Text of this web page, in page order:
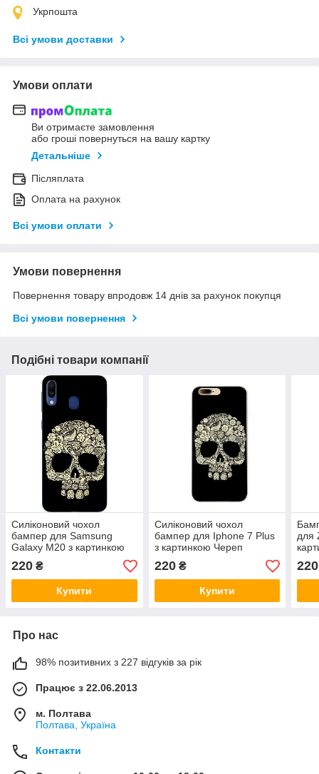
Укрпошта
Всі умови доставки
Умови оплати
Ви отримаєте замовлення
або гроші повернуться на вашу картку
Детальніше
Післяплата
Оплата на рахунок
Всі умови оплати
Умови повернення
Повернення товару впродовж 14 днів за рахунок покупця
Всі умови повернення
Подібні товари компанії
Силіконовий чохол
бампер для Samsung
Galaxy M20 з картинкою
220 ₴
Купити
Силіконовий чохол
бампер для Iphone 7 Plus
з картинкою Череп
220₴
Купити
для
220
Про нас
98% позитивних з 227 відгуків за рік
Працює з 22.06.2013
м. Полтава
Полтава, Україна
Контакти